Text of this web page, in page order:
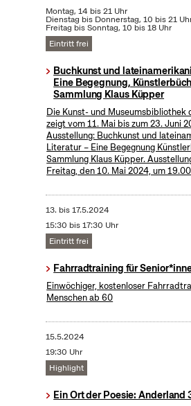
Montag, 14 bis 21 Uhr
Dienstag bis Donnerstag, 10 bis 21
Freitag bis Sonntag, 10 bis 18 Uhr
Eintritt frei
Buchkunst und
Eine Begegnung,
Sammlung Klaus Küpper
Die Kunst- und Museumsbibliothek
zeigt vom 11. Mai bis zum 23. Juni
Ausstellung: Buchkunst und
Literatur – Eine Begegnung
Sammlung Klaus Küpper.
Freitag, den 10. Mai 2024, um
13. bis17.5.2024
15:30 bis 17:30 Uhr
Eintritt frei
Fahrradtraining für
Einwöchiger, kostenloser
Menschen ab 60
15.5.2024
19:30 Uhr
Highlight
Ein Ort der Poesie: Anderland